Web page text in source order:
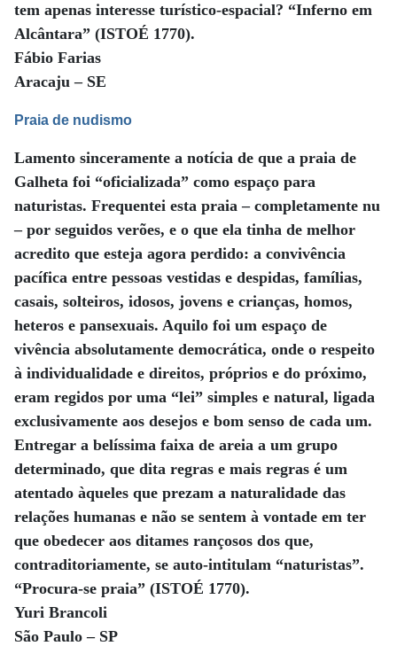
tem apenas interesse turístico-espacial? “Inferno em
Alcântara” (ISTOÉ 1770).
Fábio Farias
Aracaju – SE
Praia de nudismo
Lamento sinceramente a notícia de que a praia de
Galheta foi “oficializada” como espaço para
naturistas. Frequentei esta praia – completamente nu
– por seguidos verões, e o que ela tinha de melhor
acredito que esteja agora perdido: a convivência
pacífica entre pessoas vestidas e despidas, famílias,
casais, solteiros, idosos, jovens e crianças, homos,
heteros e pansexuais. Aquilo foi um espaço de
vivência absolutamente democrática, onde o respeito
à individualidade e direitos, próprios e do próximo,
eram regidos por uma “lei” simples e natural, ligada
exclusivamente aos desejos e bom senso de cada um.
Entregar a belíssima faixa de areia a um grupo
determinado, que dita regras e mais regras é um
atentado àqueles que prezam a naturalidade das
relações humanas e não se sentem à vontade em ter
que obedecer aos ditames rançosos dos que,
contraditoriamente, se auto-intitulam “naturistas”.
“Procura-se praia” (ISTOÉ 1770).
Yuri Brancoli
São Paulo – SP